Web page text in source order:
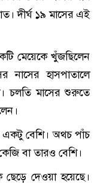
দীর্ঘ ১৯ মাসের এই
মেয়েকে খুঁজছিলেন
নাসের হাসপাতালে
চলতি মাসের শুরুতে
একটু বেশি। অথচ পাঁচ
বা তারও বেশি।
ছেড়ে দেওয়া হয়েছে।